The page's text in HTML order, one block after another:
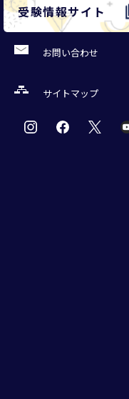
受験情報サイト
お問い合わせ
サイトマップ